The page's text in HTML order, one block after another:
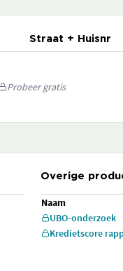
Straat + Huisnr
Probeer gratis
Overige
Naam
UBO-onderzoek
Kredietscore